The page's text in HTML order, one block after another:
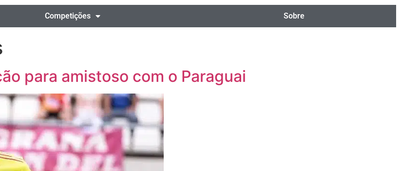
Competições Sobre
para amistoso com o Paraguai